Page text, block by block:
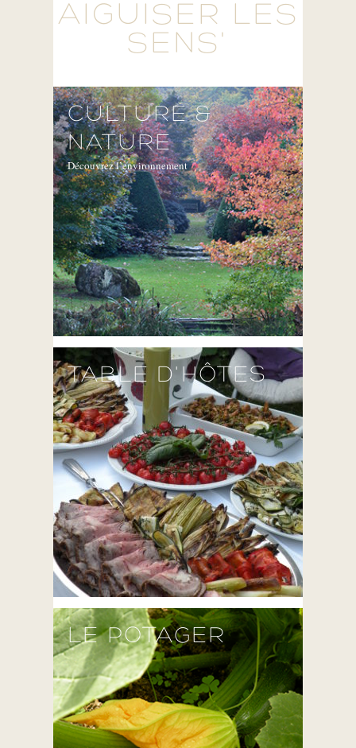
AIGUISER LES
SENS'
CULTURE &
NATURE
Découvrez l’environnement
TABLE D'HÔTES
LE POTAGER